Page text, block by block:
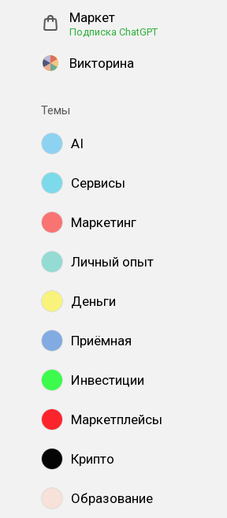
Маркет
Подписка ChatGPT
Викторина
Темы
AI
Сервисы
Маркетинг
Личный опыт
Деньги
Приёмная
Инвестиции
Маркетплейсы
Крипто
Образование